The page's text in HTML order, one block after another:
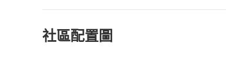
社區配置圖